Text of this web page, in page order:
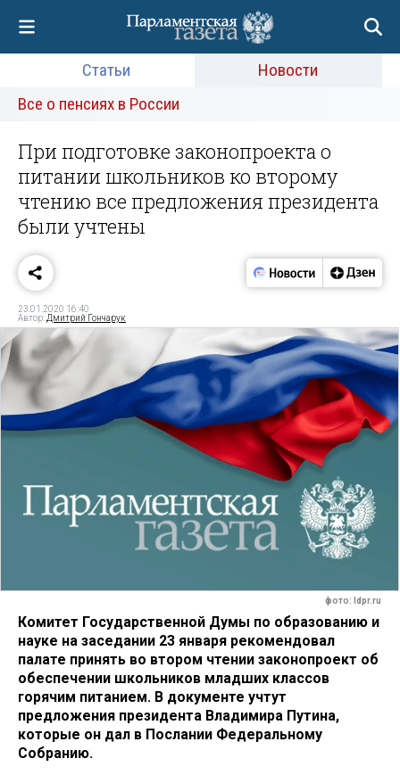
Статьи
Новости
Все о пенсиях в России
При подготовке законопроекта о
питании школьников ко второму
чтению все предложения президента
были учтены
23.01.2020 16:40
Автор: Дмитрий Гончарук
фото: ldpr.ru
Комитет Государственной Думы по образованию и
науке на заседании 23 января рекомендовал
палате принять во втором чтении законопроект об
обеспечении школьников младших классов
горячим питанием. В документе учтут
предложения президента Владимира Путина,
которые он дал в Послании Федеральному
Собранию.